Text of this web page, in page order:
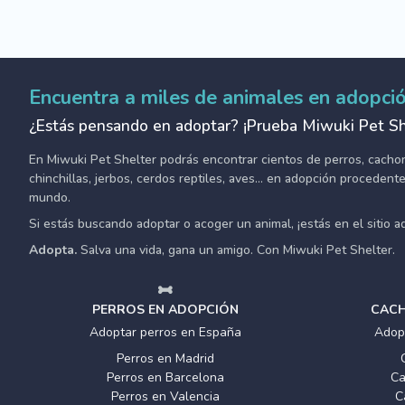
Encuentra a miles de animales en
¿Estás pensando en adoptar? ¡Prueba Miwuki Pet
En Miwuki Pet Shelter podrás encontrar cientos de perros,
chinchillas, jerbos, cerdos reptiles, aves... en adopción
mundo.
Si estás buscando adoptar o acoger un animal, ¡estás en el sitio
Adopta. Salva una vida, gana un amigo. Con Miwuki Pet Shelter.
PERROS EN ADOPCIÓN
Adoptar perros en España
Perros en Madrid
Perros en Barcelona
Perros en Valencia